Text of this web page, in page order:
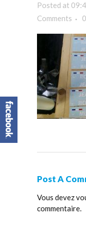
Posted at
Comments
0
Post A
Vous devez
commentaire.